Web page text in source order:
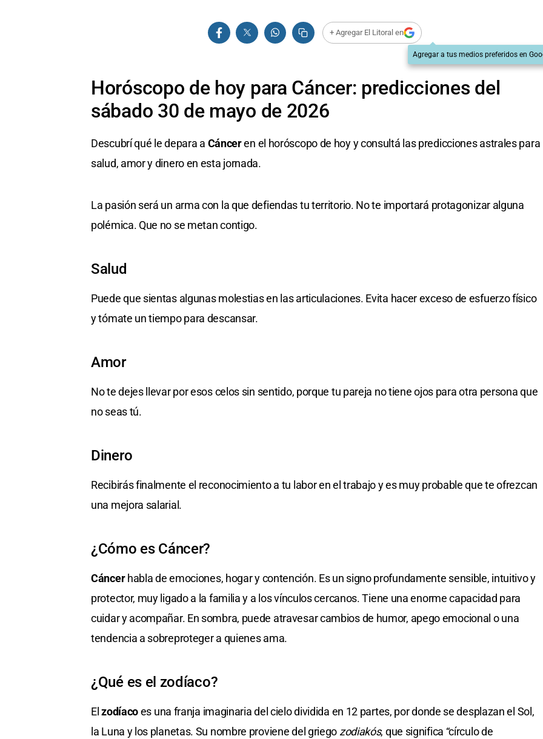
+ Agregar El Litoral en
Agregar a tus medios preferidos en
Horóscopo de hoy para Cáncer: predicciones del
sábado 30 de mayo de 2026
Descubrí qué le depara a Cánceren el horóscopo de hoy y consultá las predicciones astrales para
salud, amor y dinero en esta jornada.
La pasión será un arma con la que defiendas tu territorio. No te importará protagonizar alguna
polémica. Que no se metan contigo.
Salud
Puede que sientas algunas molestias en las articulaciones. Evita hacer exceso de esfuerzo físico
y tómate un tiempo para descansar.
Amor
No te dejes llevar por esos celos sin sentido, porque tu pareja no tiene ojos para otra persona que
no seas tú.
Dinero
Recibirás finalmente el reconocimiento a tu labor en el trabajo y es muy probable que te ofrezcan
una mejora salarial.
¿Cómo es Cáncer?
Cáncerhabla de emociones, hogar y contención. Es un signo profundamente sensible, intuitivo y
protector, muy ligado a la familia y a los vínculos cercanos. Tiene una enorme capacidad para
cuidar y acompañar. En sombra, puede atravesar cambios de humor, apego emocional o una
tendencia a sobreproteger a quienes ama.
¿Qué es el zodíaco?
Elzodíacoes una franja imaginaria del cielo dividida en 12 partes, por donde se desplazan el Sol,
la Luna y los planetas. Su nombre proviene del griegozodiakós, que significa “círculo de